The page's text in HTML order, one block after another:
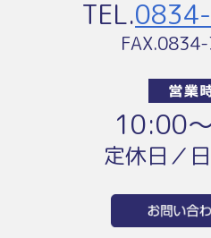
TEL.
10:00
定休日／